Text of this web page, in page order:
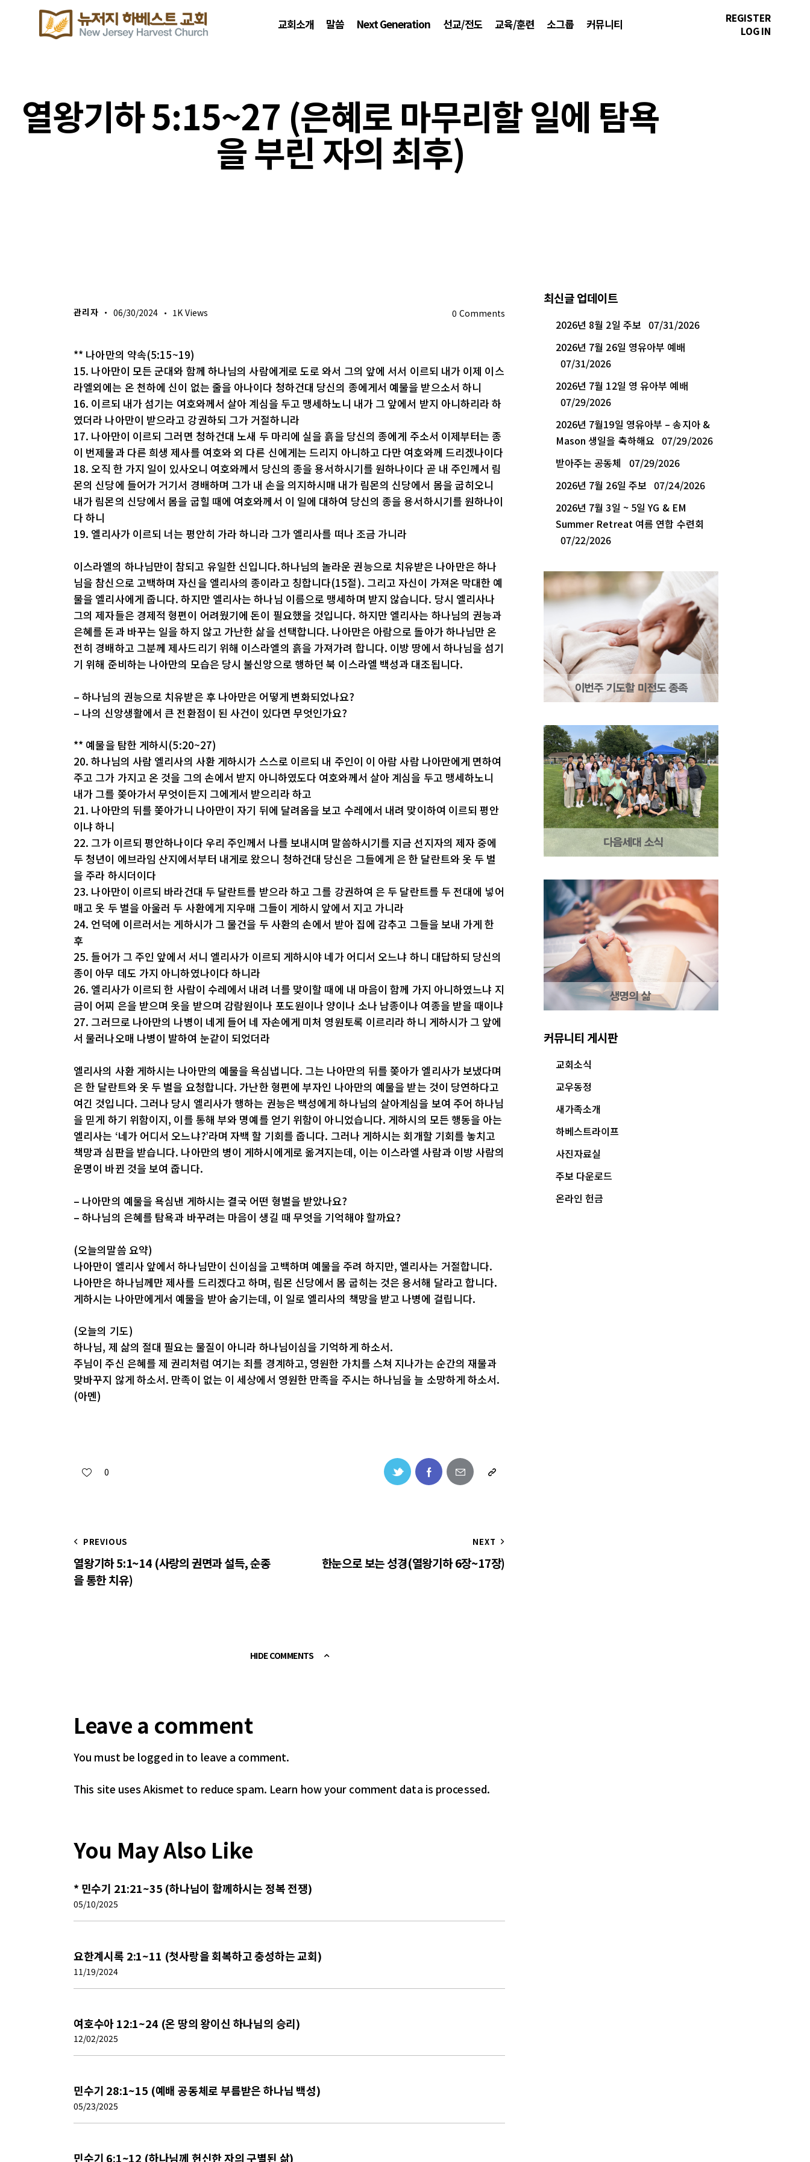
교회소개 말씀 Next Generation 선교/전도 교육/훈련 소그룹 커뮤니티
REGISTER
LOG IN
열왕기하 5:15~27 (은혜로 마무리할 일에 탐욕
을 부린 자의 최후)
관리자 06/30/2024 1K Views 0 Comments
** 나아만의 약속(5:15~19)
15. 나아만이 모든 군대와 함께 하나님의 사람에게로 도로 와서 그의 앞에 서서 이르되 내가 이제 이스
라엘외에는 온 천하에 신이 없는 줄을 아나이다 청하건대 당신의 종에게서 예물을 받으소서 하니
16. 이르되 내가 섬기는 여호와께서 살아 계심을 두고 맹세하노니 내가 그 앞에서 받지 아니하리라 하
였더라 나아만이 받으라고 강권하되 그가 거절하니라
17. 나아만이 이르되 그러면 청하건대 노새 두 마리에 실을 흙을 당신의 종에게 주소서 이제부터는 종
이 번제물과 다른 희생 제사를 여호와 외 다른 신에게는 드리지 아니하고 다만 여호와께 드리겠나이다
18. 오직 한 가지 일이 있사오니 여호와께서 당신의 종을 용서하시기를 원하나이다 곧 내 주인께서 림
몬의 신당에 들어가 거기서 경배하며 그가 내 손을 의지하시매 내가 림몬의 신당에서 몸을 굽히오니
내가 림몬의 신당에서 몸을 굽힐 때에 여호와께서 이 일에 대하여 당신의 종을 용서하시기를 원하나이
다 하니
19. 엘리사가 이르되 너는 평안히 가라 하니라 그가 엘리사를 떠나 조금 가니라
이스라엘의 하나님만이 참되고 유일한 신입니다.하나님의 놀라운 권능으로 치유받은 나아만은 하나
님을 참신으로 고백하며 자신을 엘리사의 종이라고 칭합니다(15절). 그리고 자신이 가져온 막대한 예
물을 엘리사에게 줍니다. 하지만 엘리사는 하나님 이름으로 맹세하며 받지 않습니다. 당시 엘리사나
그의 제자들은 경제적 형편이 어려웠기에 돈이 필요했을 것입니다. 하지만 엘리사는 하나님의 권능과
은혜를 돈과 바꾸는 일을 하지 않고 가난한 삶을 선택합니다. 나아만은 아람으로 돌아가 하나님만 온
전히 경배하고 그분께 제사드리기 위해 이스라엘의 흙을 가져가려 합니다. 이방 땅에서 하나님을 섬기
기 위해 준비하는 나아만의 모습은 당시 불신앙으로 행하던 북 이스라엘 백성과 대조됩니다.
– 하나님의 권능으로 치유받은 후 나아만은 어떻게 변화되었나요?
– 나의 신앙생활에서 큰 전환점이 된 사건이 있다면 무엇인가요?
** 예물을 탐한 게하시(5:20~27)
20. 하나님의 사람 엘리사의 사환 게하시가 스스로 이르되 내 주인이 이 아람 사람 나아만에게 면하여
주고 그가 가지고 온 것을 그의 손에서 받지 아니하였도다 여호와께서 살아 계심을 두고 맹세하노니
내가 그를 쫒아가서 무엇이든지 그에게서 받으리라 하고
21. 나아만의 뒤를 쫒아가니 나아만이 자기 뒤에 달려옴을 보고 수레에서 내려 맞이하여 이르되 평안
이냐 하니
22. 그가 이르되 평안하나이다 우리 주인께서 나를 보내시며 말씀하시기를 지금 선지자의 제자 중에
두 청년이 에브라임 산지에서부터 내게로 왔으니 청하건대 당신은 그들에게 은 한 달란트와 옷 두 벌
을 주라 하시더이다
23. 나아만이 이르되 바라건대 두 달란트를 받으라 하고 그를 강권하여 은 두 달란트를 두 전대에 넣어
매고 옷 두 벌을 아울러 두 사환에게 지우매 그들이 게하시 앞에서 지고 가니라
24. 언덕에 이르러서는 게하시가 그 물건을 두 사환의 손에서 받아 집에 감추고 그들을 보내 가게 한
후
25. 들어가 그 주인 앞에서 서니 엘리사가 이르되 게하시야 네가 어디서 오느냐 하니 대답하되 당신의
종이 아무 데도 가지 아니하였나이다 하니라
26. 엘리사가 이르되 한 사람이 수레에서 내려 너를 맞이할 때에 내 마음이 함께 가지 아니하였느냐 지
금이 어찌 은을 받으며 옷을 받으며 감람원이나 포도원이나 양이나 소나 남종이나 여종을 받을 때이냐
27. 그러므로 나아만의 나병이 네게 들어 네 자손에게 미처 영원토록 이르리라 하니 게하시가 그 앞에
서 물러나오매 나병이 발하여 눈같이 되었더라
엘리사의 사환 게하시는 나아만의 예물을 욕심냅니다. 그는 나아만의 뒤를 쫒아가 엘리사가 보냈다며
은 한 달란트와 옷 두 벌을 요청합니다. 가난한 형편에 부자인 나아만의 예물을 받는 것이 당연하다고
여긴 것입니다. 그러나 당시 엘리사가 행하는 권능은 백성에게 하나님의 살아계심을 보여 주어 하나님
을 믿게 하기 위함이지, 이를 통해 부와 명예를 얻기 위함이 아니었습니다. 게하시의 모든 행동을 아는
엘리사는 ‘네가 어디서 오느냐?’라며 자백 할 기회를 줍니다. 그러나 게하시는 회개할 기회를 놓치고
책망과 심판을 받습니다. 나아만의 병이 게하시에게로 옮겨지는데, 이는 이스라엘 사람과 이방 사람의
운명이 바뀐 것을 보여 줍니다.
– 나아만의 예물을 욕심낸 게하시는 결국 어떤 형벌을 받았나요?
– 하나님의 은혜를 탐욕과 바꾸려는 마음이 생길 때 무엇을 기억해야 할까요?
(오늘의말씀 요약)
나아만이 엘리사 앞에서 하나님만이 신이심을 고백하며 예물을 주려 하지만, 엘리사는 거절합니다.
나아만은 하나님께만 제사를 드리겠다고 하며, 림몬 신당에서 몸 굽히는 것은 용서해 달라고 합니다.
게하시는 나아만에게서 예물을 받아 숨기는데, 이 일로 엘리사의 책망을 받고 나병에 걸립니다.
(오늘의 기도)
하나님, 제 삶의 절대 필요는 물질이 아니라 하나님이심을 기억하게 하소서.
주님이 주신 은혜를 제 권리처럼 여기는 죄를 경계하고, 영원한 가치를 스쳐 지나가는 순간의 재물과
맞바꾸지 않게 하소서. 만족이 없는 이 세상에서 영원한 만족을 주시는 하나님을 늘 소망하게 하소서.
(아멘)
0
PREVIOUS
열왕기하 5:1~14 (사랑의 권면과 설득, 순종
을 통한 치유)
NEXT
한눈으로 보는 성경(열왕기하 6장~17장)
HIDE COMMENTS
Leave a comment
You must be logged in to leave a comment.
This site uses Akismet to reduce spam. Learn how your comment data is processed.
You May Also Like
* 민수기 21:21~35 (하나님이 함께하시는 정복 전쟁)
05/10/2025
요한계시록 2:1~11 (첫사랑을 회복하고 충성하는 교회)
11/19/2024
여호수아 12:1~24 (온 땅의 왕이신 하나님의 승리)
12/02/2025
민수기 28:1~15 (예배 공동체로 부름받은 하나님 백성)
05/23/2025
민수기 6:1~12 (하나님께 헌신한 자의 구별된 삶)
최신글 업데이트
2026년 8월 2일 주보 07/31/2026
2026년 7월 26일 영유아부 예배
07/31/2026
2026년 7월 12일 영 유아부 예배
07/29/2026
2026년 7월19일 영유아부 – 송지아 &
Mason 생일을 축하해요 07/29/2026
받아주는 공동체
07/29/2026
2026년 7월 26일 주보 07/24/2026
2026년 7월 3일 ~ 5일 YG & EM
Summer Retreat 여름 연합 수련회
07/22/2026
커뮤니티 게시판
교회소식
교우동정
새가족소개
하베스트라이프
사진자료실
주보 다운로드
온라인 헌금